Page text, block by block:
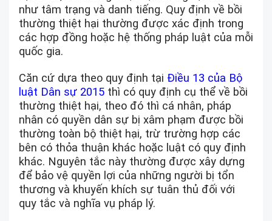
như tâm trạng và danh tiếng. Quy định về bồi
thường thiệt hại thường được xác định trong
các hợp đồng hoặc hệ thống pháp luật của mỗi
quốc gia.
Căn cứ dựa theo quy định tại Điều 13 của Bộ
luật Dân sự 2015 thì có quy định cụ thể về bồi
thường thiệt hại, theo đó thì cá nhân, pháp
nhân có quyền dân sự bị xâm phạm được bồi
thường toàn bộ thiệt hại, trừ trường hợp các
bên có thỏa thuận khác hoặc luật có quy định
khác. Nguyên tắc này thường được xây dựng
để bảo vệ quyền lợi của những người bị tổn
thương và khuyến khích sự tuân thủ đối với
quy tắc và nghĩa vụ pháp lý.